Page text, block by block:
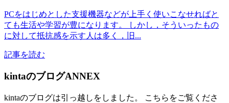
PCをはじめとした支援機器などが上手く使いこなせればと
ても生活や学習が豊になります。 しかし，そういったもの
に対して抵抗感を示す人は多く，旧...
記事を読む
kintaのブログANNEX
kintaのブログは引っ越しをしました。 こちらをご覧くださ